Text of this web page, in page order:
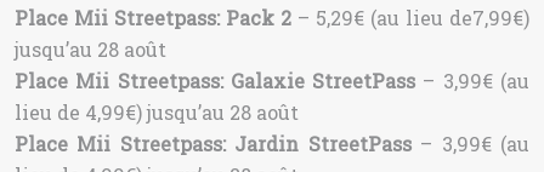
Place Mii Streetpass: Pack 2 – 5,29€ (au lieu de7,99€)
jusqu’au 28 août
Place Mii Streetpass: Galaxie StreetPass – 3,99€ (au
lieu de 4,99€) jusqu’au 28 août
Place Mii Streetpass: Jardin StreetPass– 3,99€ (au